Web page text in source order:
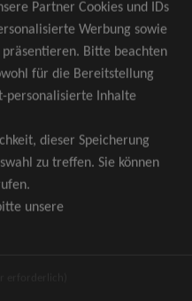
Partner Cookies und IDs
Werbung sowie
Bitte beachten
für die Bereitstellung
personalisierte Inhalte
dieser Speicherung
zu treffen. Sie können
unsere